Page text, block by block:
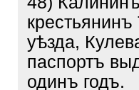
уѣзда,
паспортъ
одинъ годъ.